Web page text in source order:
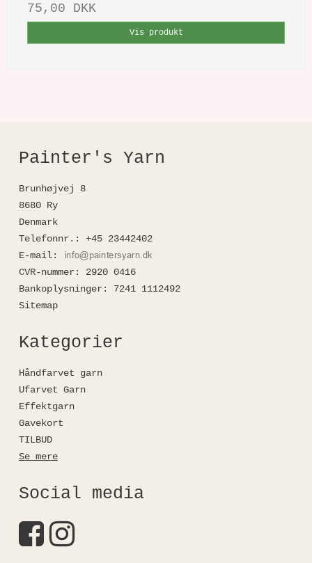
75,00 DKK
Vis produkt
Painter's Yarn
Brunhøjvej 8
8680 Ry
Denmark
Telefonnr. :
+45 23442402
E-mail:
CVR-nummer:
2920 0416
Bankoplysninger:
7241 1112492
Sitemap
Kategorier
Håndfarvet garn
Ufarvet Garn
Effektgarn
Gavekort
TILBUD
Se mere
Social media